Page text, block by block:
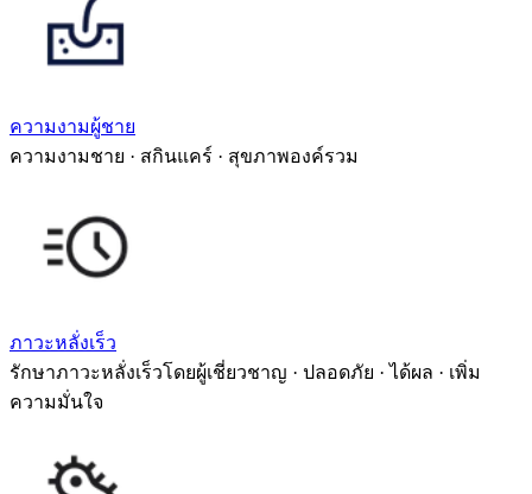
ความงามผู้ชาย
ความงามชาย · สกินแคร์ · สุขภาพองค์รวม
ภาวะหลั่งเร็ว
รักษาภาวะหลั่งเร็วโดยผู้เชี่ยวชาญ · ปลอดภัย · ได้ผล · เพิ่ม
ความมั่นใจ